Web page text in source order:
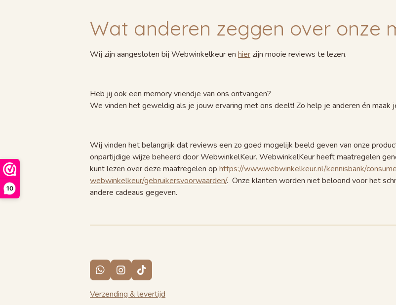
10
Wat anderen zeggen over onze
Wij zijn aangesloten bij Webwinkelkeur en hierzijn mooie reviews te lezen.
Heb jij ook een memory vriendje van ons ontvangen?
We vinden het geweldig als je jouw ervaring met ons deelt! Zo help je anderen én maak
Wij vinden het belangrijk dat reviews een zo goed mogelijk beeld geven van onze
onpartijdige wijze beheerd door WebwinkelKeur. WebwinkelKeur heeft maatregelen
kunt lezen over deze maatregelen op https://www.webwinkelkeur.nl/kennisbank/
webwinkelkeur/gebruikersvoorwaarden/. Onze klanten worden niet beloond voor het
andere cadeaus gegeven.
W
h
a
I
n
s
T
i
k
Verzending & levertijd